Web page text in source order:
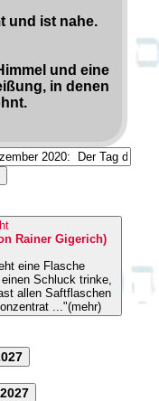
und ist nahe.
und eine
in denen
Rainer Gigerich)
eine Flasche
allen Saftflaschen
..."(mehr)